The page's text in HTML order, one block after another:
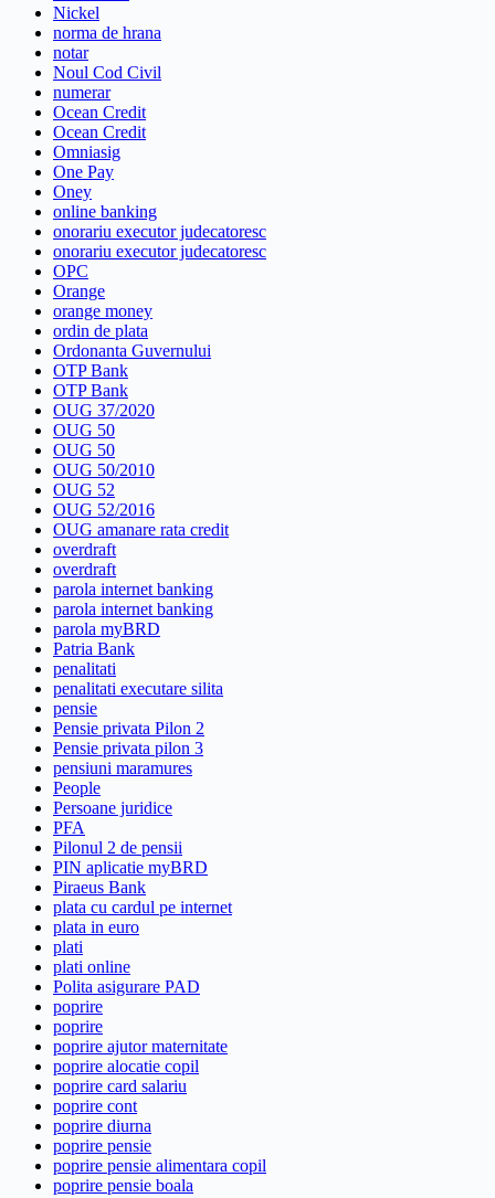
Nickel
norma de hrana
notar
Noul Cod Civil
numerar
Ocean Credit
Ocean Credit
Omniasig
One Pay
Oney
online banking
onorariu executor judecatoresc
onorariu executor judecatoresc
OPC
Orange
orange money
ordin de plata
Ordonanta Guvernului
OTP Bank
OTP Bank
OUG 37/2020
OUG 50
OUG 50
OUG 50/2010
OUG 52
OUG 52/2016
OUG amanare rata credit
overdraft
overdraft
parola internet banking
parola internet banking
parola myBRD
Patria Bank
penalitati
penalitati executare silita
pensie
Pensie privata Pilon 2
Pensie privata pilon 3
pensiuni maramures
People
Persoane juridice
PFA
Pilonul 2 de pensii
PIN aplicatie myBRD
Piraeus Bank
plata cu cardul pe internet
plata in euro
plati
plati online
Polita asigurare PAD
poprire
poprire
poprire ajutor maternitate
poprire alocatie copil
poprire card salariu
poprire cont
poprire diurna
poprire pensie
poprire pensie alimentara copil
poprire pensie boala